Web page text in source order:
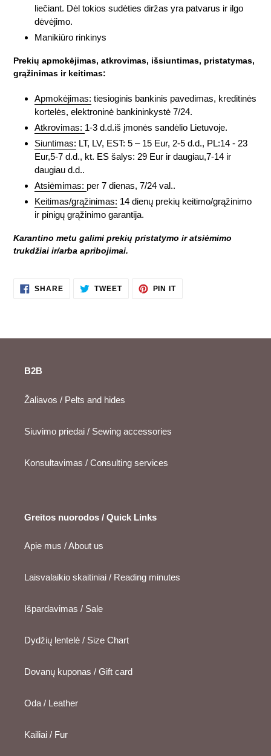
liečiant. Dėl tokios sudėties diržas yra patvarus ir ilgo
dėvėjimo.
Manikiūro rinkinys
Prekių apmokėjimas, atkrovimas, išsiuntimas, pristatymas,
grąžinimas ir keitimas:
Apmokėjimas: tiesioginis bankinis pavedimas, kreditinės
kortelės, elektroninė bankininkystė 7/24.
Atkrovimas: 1-3 d.d.iš įmonės sandėlio Lietuvoje.
Siuntimas: LT, LV, EST: 5 – 15 Eur, 2-5 d.d., PL:14 - 23
Eur,5-7 d.d., kt. ES šalys: 29 Eur ir daugiau,7-14 ir
daugiau d.d..
Atsiėmimas: per 7 dienas, 7/24 val..
Keitimas/grąžinimas: 14 dienų prekių keitimo/grąžinimo
ir pinigų grąžinimo garantija.
Karantino metu galimi prekių pristatymo ir atsiėmimo
trukdžiai ir/arba apribojimai.
SHARESHARE TWEETTWEET
PIN ITPIN
B2B
Žaliavos / Pelts and hides
Siuvimo priedai / Sewing accessories
Konsultavimas / Consulting services
Greitos nuorodos / Quick Links
Apie mus / About us
Laisvalaikio skaitiniai / Reading minutes
Išpardavimas / Sale
Dydžių lentelė / Size Chart
Dovanų kuponas / Gift card
Oda / Leather
Kailiai / Fur